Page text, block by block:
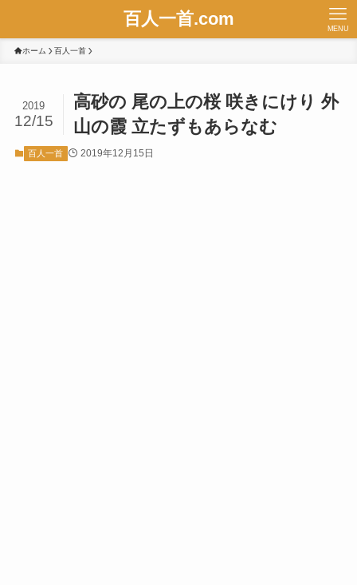
百人一首.com MENU
ホーム 百人一首
高砂の 尾の上の桜 咲きにけり 外
山の霞 立たずもあらなむ
2019
12/15
百人一首 2019年12月15日